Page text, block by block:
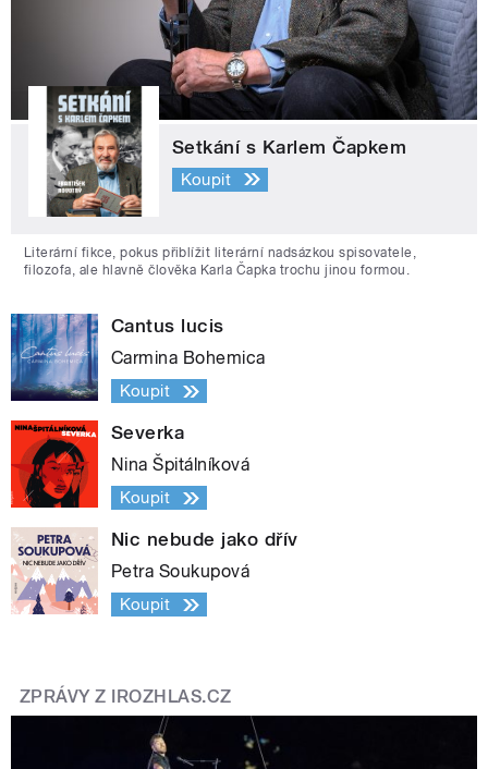
Setkání s Karlem Čapkem
Koupit
Literární fikce, pokus přiblížit literární nadsázkou spisovatele,
filozofa, ale hlavně člověka Karla Čapka trochu jinou formou.
Cantus lucis
Carmina Bohemica
Koupit
Severka
Nina Špitálníková
Koupit
Nic nebude jako dřív
Petra Soukupová
Koupit
ZPRÁVY Z IROZHLAS.CZ